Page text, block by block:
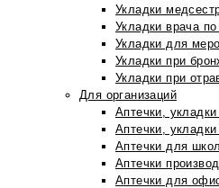
Укладки
Укладки врача
Укладки для
Укладки при
Укладки при
Для организаций
Аптечки,
Аптечки,
Аптечки для
Аптечки
Аптечки для